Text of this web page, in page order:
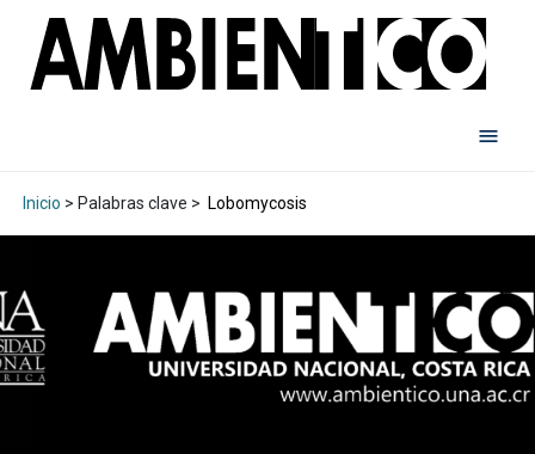
Inicio > Palabras clave > Lobomycosis